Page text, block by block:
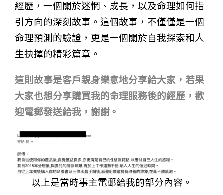
經歷，一個關於迷惘、成長，以及命理如何指
引方向的深刻故事。這個故事，不僅僅是一個
命理預測的驗證，更是一個關於自我探索和人
生抉擇的精彩篇章。
這則故事是客戶親身樂意地分享給大家，若果
大家也想分享購買我的命理服務後的經歷，歡
迎電郵發送給我，謝謝。
以上是當時事主電郵給我的部分內容。